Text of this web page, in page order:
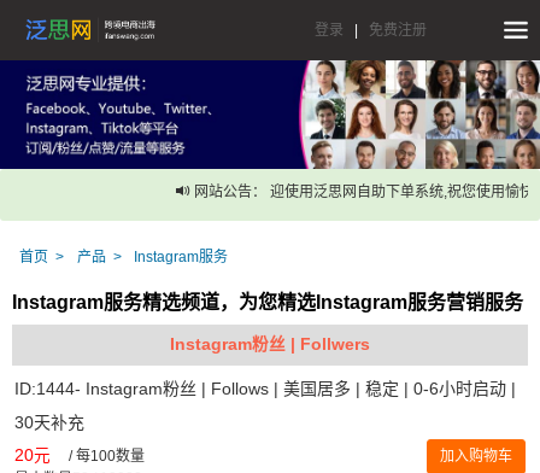
登录 免费注册
网站公告： 迎使用泛思网自助下单系统,祝您使用愉快！
首页 产品 Instagram服务
Instagram服务精选频道，为您精选Instagram服务营销服务
Instagram粉丝 | Follwers
ID:1444- Instagram粉丝 | Follows | 美国居多 | 稳定 | 0-6小时启动 |
30天补充
20元 /每100数量
加入购物车